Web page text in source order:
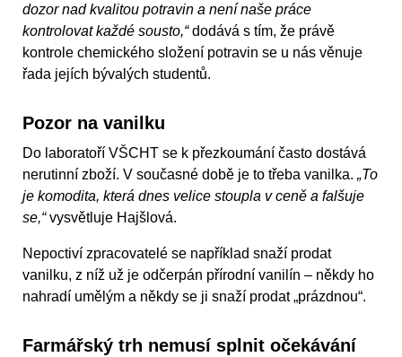
dozor nad kvalitou potravin a není naše práce
kontrolovat každé sousto,“dodává s tím, že právě
kontrole chemického složení potravin se u nás věnuje
řada jejích bývalých studentů.
Pozor na vanilku
Do laboratoří VŠCHT se k přezkoumání často dostává
nerutinní zboží. V současné době je to třeba vanilka. „To
je komodita, která dnes velice stoupla v ceně a falšuje
se,“vysvětluje Hajšlová.
Nepoctiví zpracovatelé se například snaží prodat
vanilku, z níž už je odčerpán přírodní vanilín – někdy ho
nahradí umělým a někdy se ji snaží prodat „prázdnou“.
Farmářský trh nemusí splnit očekávání